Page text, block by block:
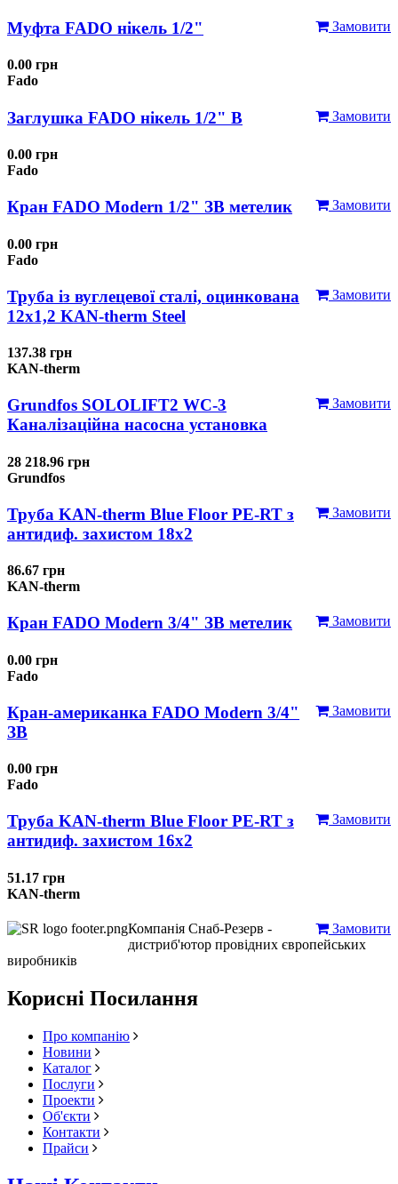
Замовити
Муфта FADO нікель 1/2"
0.00 грн
Fado
Замовити
Заглушка FADO нікель 1/2" В
0.00 грн
Fado
Замовити
Кран FADO Modern 1/2" ЗВ метелик
0.00 грн
Fado
Замовити
Труба із вуглецевої сталі, оцинкована
12x1,2 KAN-therm Steel
137.38 грн
KAN-therm
Замовити
Grundfos SOLOLIFT2 WC-3
Каналізаційна насосна установка
28 218.96 грн
Grundfos
Замовити
Труба KAN-therm Blue Floor PE-RT з
антидиф. захистом 18х2
86.67 грн
KAN-therm
Замовити
Кран FADO Modern 3/4" ЗВ метелик
0.00 грн
Fado
Замовити
Кран-американка FADO Modern 3/4"
ЗВ
0.00 грн
Fado
Замовити
Труба KAN-therm Blue Floor PE-RT з
антидиф. захистом 16х2
51.17 грн
KAN-therm
Замовити
Компанія Снаб-Резерв -
дистриб'ютор провідних європейських
виробників
Корисні Посилання
Про компанію
Новини
Каталог
Послуги
Проекти
Об'єкти
Контакти
Прайси